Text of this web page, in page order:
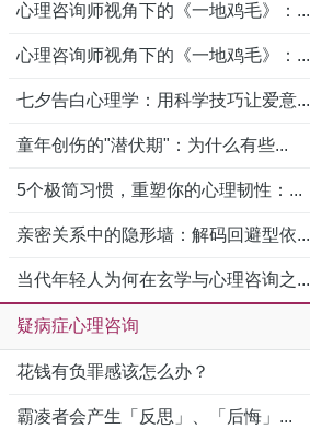
心理咨询师视角下的《一地鸡毛》：...
心理咨询师视角下的《一地鸡毛》：...
七夕告白心理学：用科学技巧让爱意...
童年创伤的"潜伏期"：为什么有些...
5个极简习惯，重塑你的心理韧性：...
亲密关系中的隐形墙：解码回避型依...
当代年轻人为何在玄学与心理咨询之...
疑病症心理咨询
花钱有负罪感该怎么办？
霸凌者会产生「反思」、「后悔」...